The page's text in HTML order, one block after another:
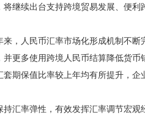
继续出台支持跨境贸易发展、便利
，人民币汇率市场化形成机制不断
更多使用跨境人民币结算降低货币
期保值比率较上年均有所提升，企
汇率弹性，有效发挥汇率调节宏观